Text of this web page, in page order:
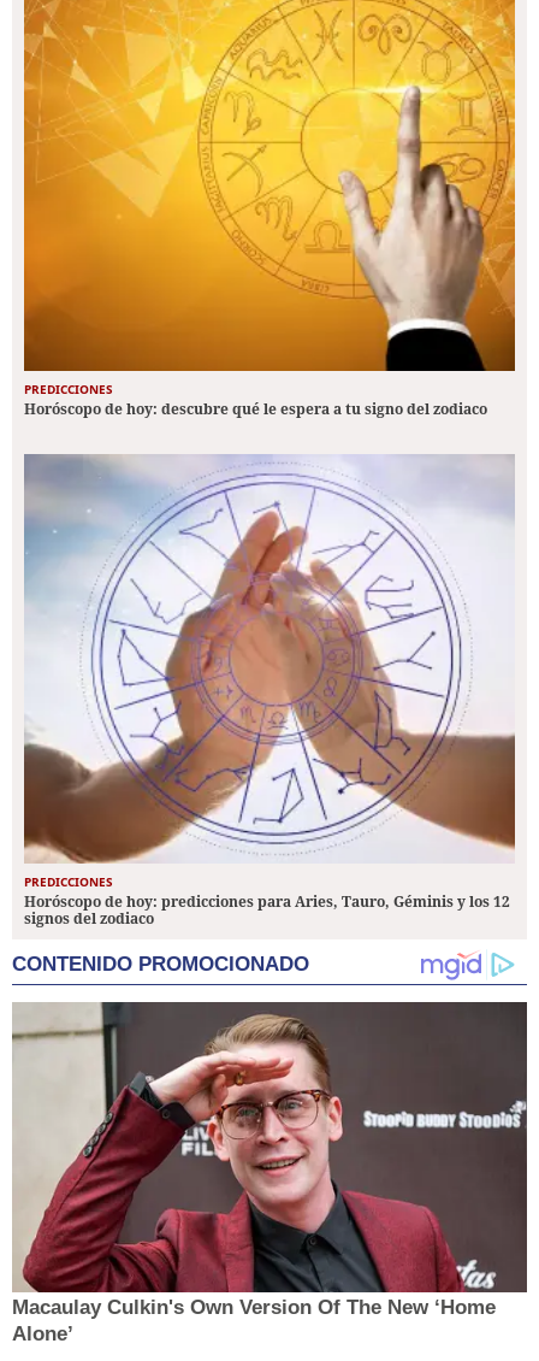
PREDICCIONES
Horóscopo de hoy: descubre qué le espera a tu signo del zodiaco
PREDICCIONES
Horóscopo de hoy: predicciones para Aries, Tauro, Géminis y los 12
signos del zodiaco
CONTENIDO PROMOCIONADO
Macaulay Culkin's Own Version Of The New ‘Home
Alone’